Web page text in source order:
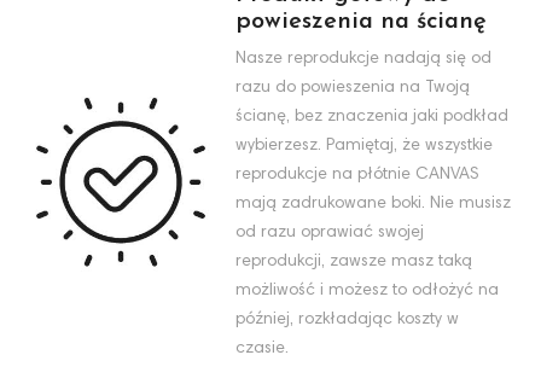
powieszenia na ścianę
Nasze reprodukcje nadają się od
razu do powieszenia na Twoją
ścianę, bez znaczenia jaki podkład
wybierzesz. Pamiętaj, że wszystkie
reprodukcje na płótnie CANVAS
mają zadrukowane boki. Nie musisz
od razu oprawiać swojej
reprodukcji, zawsze masz taką
możliwość i możesz to odłożyć na
później, rozkładając koszty w
czasie.